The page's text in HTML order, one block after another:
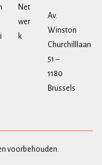
Net
wer
k
Av.
Winston
Churchilllaan
51 –
1180
Brussels
voorbehouden.